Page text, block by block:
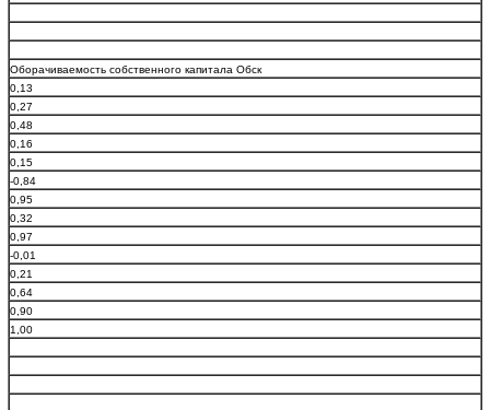
Оборачиваемость собственного капитала Обск
0,13
0,27
0,48
0,16
0,15
-0,84
0,95
0,32
0,97
-0,01
0,21
0,64
0,90
1,00